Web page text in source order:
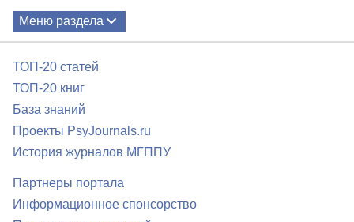
Меню раздела
ТОП-20 статей
ТОП-20 книг
База знаний
Проекты PsyJournals.ru
История журналов МГППУ
Партнеры портала
Информационное спонсорство